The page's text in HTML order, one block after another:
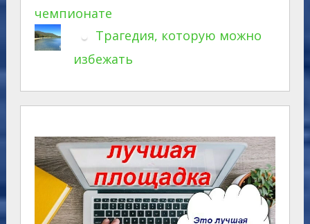
чемпионате
Трагедия, которую можно
избежать